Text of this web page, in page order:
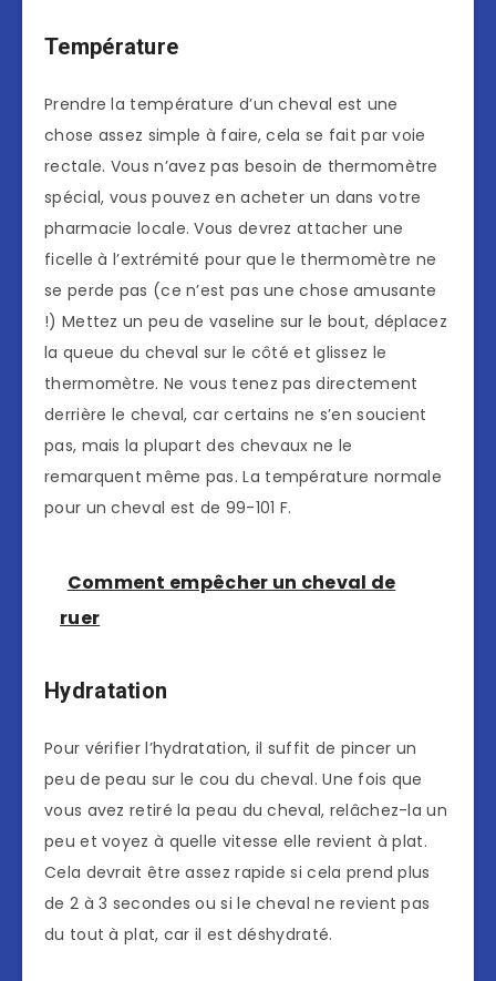
Température
Prendre la température d’un cheval est une
chose assez simple à faire, cela se fait par voie
rectale. Vous n’avez pas besoin de thermomètre
spécial, vous pouvez en acheter un dans votre
pharmacie locale. Vous devrez attacher une
ficelle à l’extrémité pour que le thermomètre ne
se perde pas (ce n’est pas une chose amusante
!) Mettez un peu de vaseline sur le bout, déplacez
la queue du cheval sur le côté et glissez le
thermomètre. Ne vous tenez pas directement
derrière le cheval, car certains ne s’en soucient
pas, mais la plupart des chevaux ne le
remarquent même pas. La température normale
pour un cheval est de 99-101 F.
Comment empêcher un cheval de
ruer
Hydratation
Pour vérifier l’hydratation, il suffit de pincer un
peu de peau sur le cou du cheval. Une fois que
vous avez retiré la peau du cheval, relâchez-la un
peu et voyez à quelle vitesse elle revient à plat.
Cela devrait être assez rapide si cela prend plus
de 2 à 3 secondes ou si le cheval ne revient pas
du tout à plat, car il est déshydraté.